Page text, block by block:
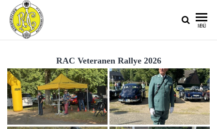
AUTOMOBIL-
CLUB IM
ADAC E.V.
MENÜ
RAC Veteranen Rallye 2026